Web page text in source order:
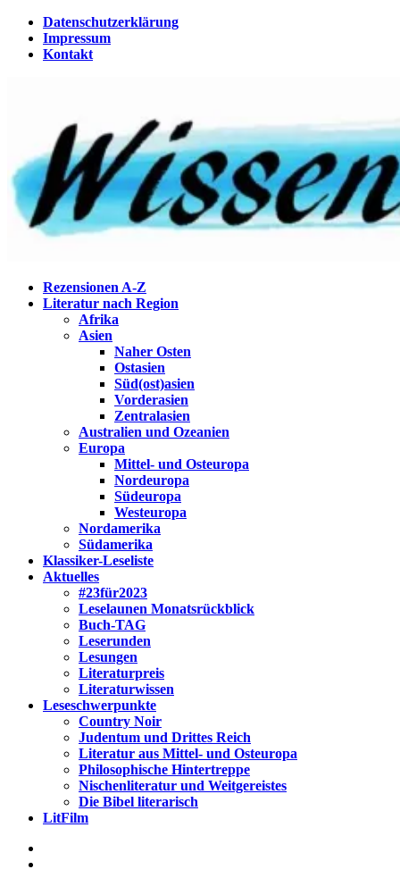
Zum
Inhalt
springen
Datenschutzerklärung
Impressum
Kontakt
Wissenstagebuch
Eine Gabel für die Suppe der Weisheit
Rezensionen A-Z
Literatur nach Region
Afrika
Asien
Naher Osten
Ostasien
Süd(ost)asien
Vorderasien
Zentralasien
Australien und Ozeanien
Europa
Mittel- und Osteuropa
Nordeuropa
Südeuropa
Westeuropa
Nordamerika
Südamerika
Klassiker-Leseliste
Aktuelles
#23für2023
Leselaunen Monatsrückblick
Buch-TAG
Leserunden
Lesungen
Literaturpreis
Literaturwissen
Leseschwerpunkte
Country Noir
Judentum und Drittes Reich
Literatur aus Mittel- und Osteuropa
Philosophische Hintertreppe
Nischenliteratur und Weitgereistes
Die Bibel literarisch
LitFilm